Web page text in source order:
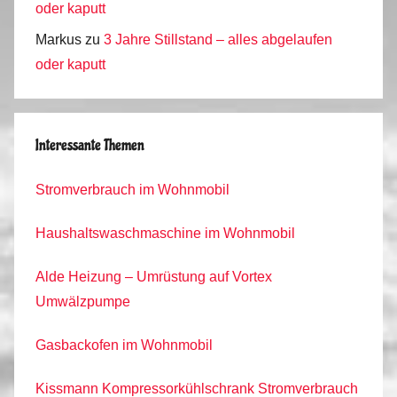
oder kaputt
Markus zu 3 Jahre Stillstand – alles abgelaufen
oder kaputt
Interessante Themen
Stromverbrauch im Wohnmobil
Haushaltswaschmaschine im Wohnmobil
Alde Heizung – Umrüstung auf Vortex
Umwälzpumpe
Gasbackofen im Wohnmobil
Kissmann Kompressorkühlschrank Stromverbrauch